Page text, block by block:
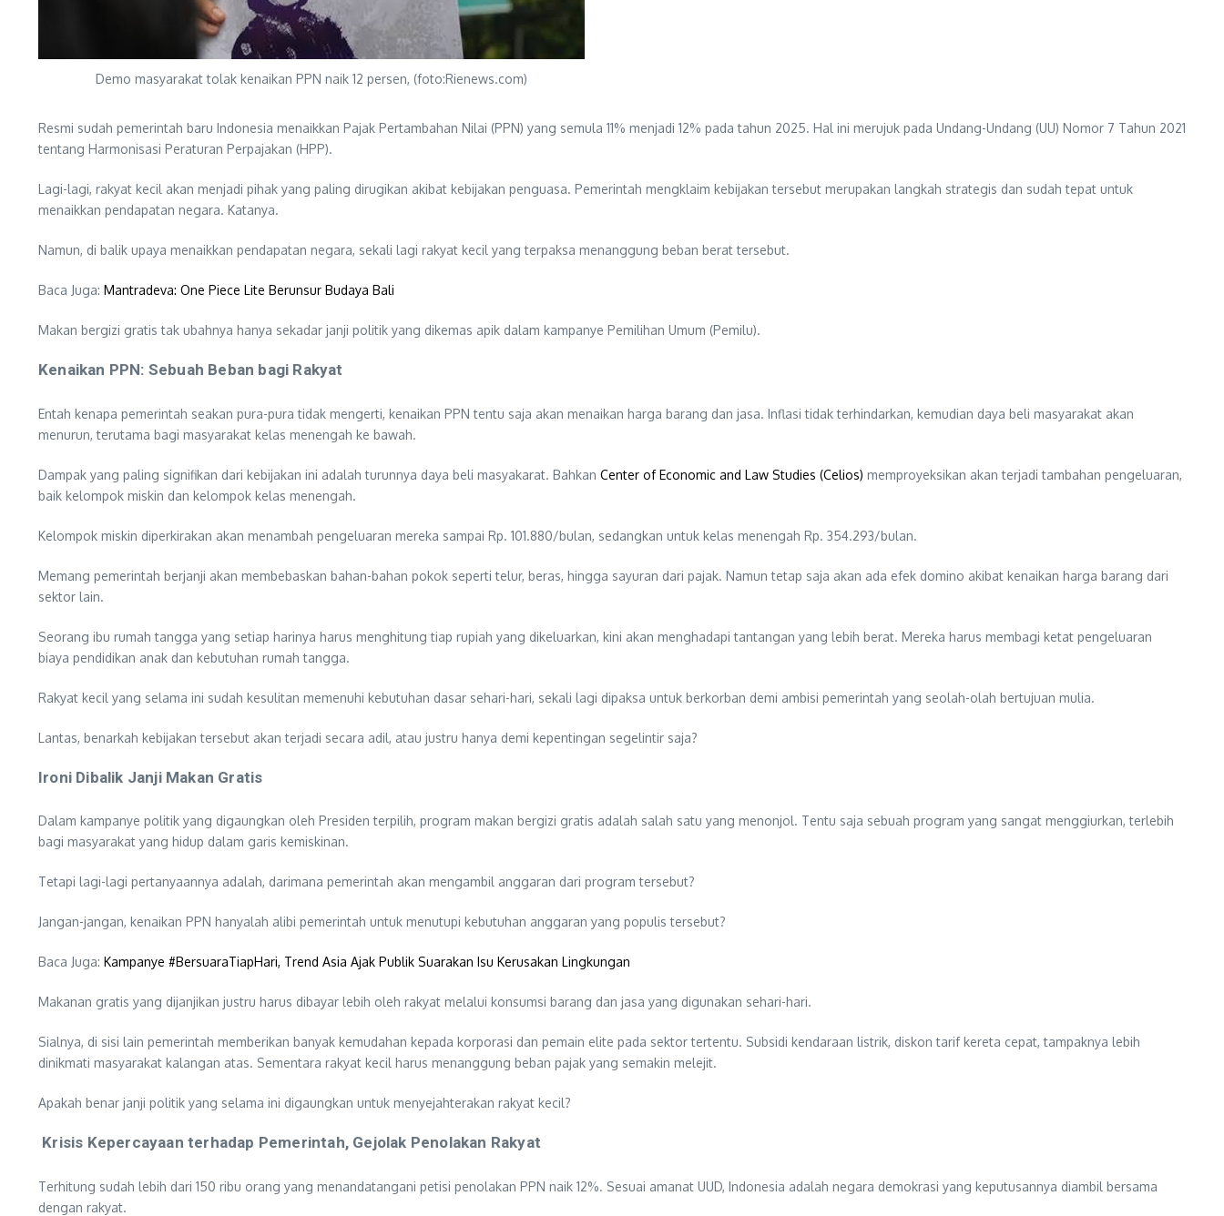
Demo masyarakat tolak kenaikan PPN naik 12 persen, (foto:Rienews.com)
Resmi sudah pemerintah baru Indonesia menaikkan Pajak Pertambahan Nilai (PPN) yang semula 11% menjadi 12% pada tahun 2025. Hal ini merujuk pada Undang-Undang (UU) Nomor 7 Tahun 2021
tentang Harmonisasi Peraturan Perpajakan (HPP).
Lagi-lagi, rakyat kecil akan menjadi pihak yang paling dirugikan akibat kebijakan penguasa. Pemerintah mengklaim kebijakan tersebut merupakan langkah strategis dan sudah tepat untuk
menaikkan pendapatan negara. Katanya.
Namun, di balik upaya menaikkan pendapatan negara, sekali lagi rakyat kecil yang terpaksa menanggung beban berat tersebut.
Baca Juga: Mantradeva: One Piece Lite Berunsur Budaya Bali
Makan bergizi gratis tak ubahnya hanya sekadar janji politik yang dikemas apik dalam kampanye Pemilihan Umum (Pemilu).
Kenaikan PPN: Sebuah Beban bagi Rakyat
Entah kenapa pemerintah seakan pura-pura tidak mengerti, kenaikan PPN tentu saja akan menaikan harga barang dan jasa. Inflasi tidak terhindarkan, kemudian daya beli masyarakat akan
menurun, terutama bagi masyarakat kelas menengah ke bawah.
Dampak yang paling signifikan dari kebijakan ini adalah turunnya daya beli masyakarat. Bahkan Center of Economic and Law Studies (Celios) memproyeksikan akan terjadi tambahan pengeluaran,
baik kelompok miskin dan kelompok kelas menengah.
Kelompok miskin diperkirakan akan menambah pengeluaran mereka sampai Rp. 101.880/bulan, sedangkan untuk kelas menengah Rp. 354.293/bulan.
Memang pemerintah berjanji akan membebaskan bahan-bahan pokok seperti telur, beras, hingga sayuran dari pajak. Namun tetap saja akan ada efek domino akibat kenaikan harga barang dari
sektor lain.
Seorang ibu rumah tangga yang setiap harinya harus menghitung tiap rupiah yang dikeluarkan, kini akan menghadapi tantangan yang lebih berat. Mereka harus membagi ketat pengeluaran
biaya pendidikan anak dan kebutuhan rumah tangga.
Rakyat kecil yang selama ini sudah kesulitan memenuhi kebutuhan dasar sehari-hari, sekali lagi dipaksa untuk berkorban demi ambisi pemerintah yang seolah-olah bertujuan mulia.
Lantas, benarkah kebijakan tersebut akan terjadi secara adil, atau justru hanya demi kepentingan segelintir saja?
Ironi Dibalik Janji Makan Gratis
Dalam kampanye politik yang digaungkan oleh Presiden terpilih, program makan bergizi gratis adalah salah satu yang menonjol. Tentu saja sebuah program yang sangat menggiurkan, terlebih
bagi masyarakat yang hidup dalam garis kemiskinan.
Tetapi lagi-lagi pertanyaannya adalah, darimana pemerintah akan mengambil anggaran dari program tersebut?
Jangan-jangan, kenaikan PPN hanyalah alibi pemerintah untuk menutupi kebutuhan anggaran yang populis tersebut?
Baca Juga: Kampanye #BersuaraTiapHari, Trend Asia Ajak Publik Suarakan Isu Kerusakan Lingkungan
Makanan gratis yang dijanjikan justru harus dibayar lebih oleh rakyat melalui konsumsi barang dan jasa yang digunakan sehari-hari.
Sialnya, di sisi lain pemerintah memberikan banyak kemudahan kepada korporasi dan pemain elite pada sektor tertentu. Subsidi kendaraan listrik, diskon tarif kereta cepat, tampaknya lebih
dinikmati masyarakat kalangan atas. Sementara rakyat kecil harus menanggung beban pajak yang semakin melejit.
Apakah benar janji politik yang selama ini digaungkan untuk menyejahterakan rakyat kecil?
Krisis Kepercayaan terhadap Pemerintah, Gejolak Penolakan Rakyat
Terhitung sudah lebih dari 150 ribu orang yang menandatangani petisi penolakan PPN naik 12%. Sesuai amanat UUD, Indonesia adalah negara demokrasi yang keputusannya diambil bersama
dengan rakyat.